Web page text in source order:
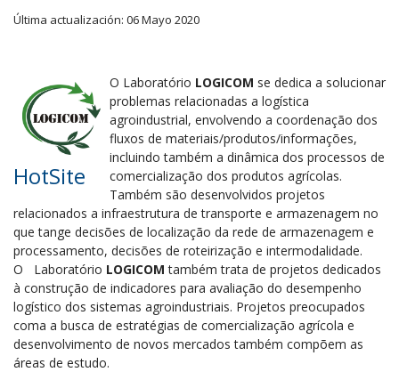
Última actualización: 06 Mayo 2020
HotSite
O Laboratório LOGICOM se dedica a solucionar
problemas relacionadas a logística
agroindustrial, envolvendo a coordenação dos
fluxos de materiais/produtos/informações,
incluindo também a dinâmica dos processos de
comercialização dos produtos agrícolas.
Também são desenvolvidos projetos
relacionados a infraestrutura de transporte e armazenagem no
que tange decisões de localização da rede de armazenagem e
processamento, decisões de roteirização e intermodalidade.
O Laboratório LOGICOM também trata de projetos dedicados
à construção de indicadores para avaliação do desempenho
logístico dos sistemas agroindustriais. Projetos preocupados
coma a busca de estratégias de comercialização agrícola e
desenvolvimento de novos mercados também compõem as
áreas de estudo.